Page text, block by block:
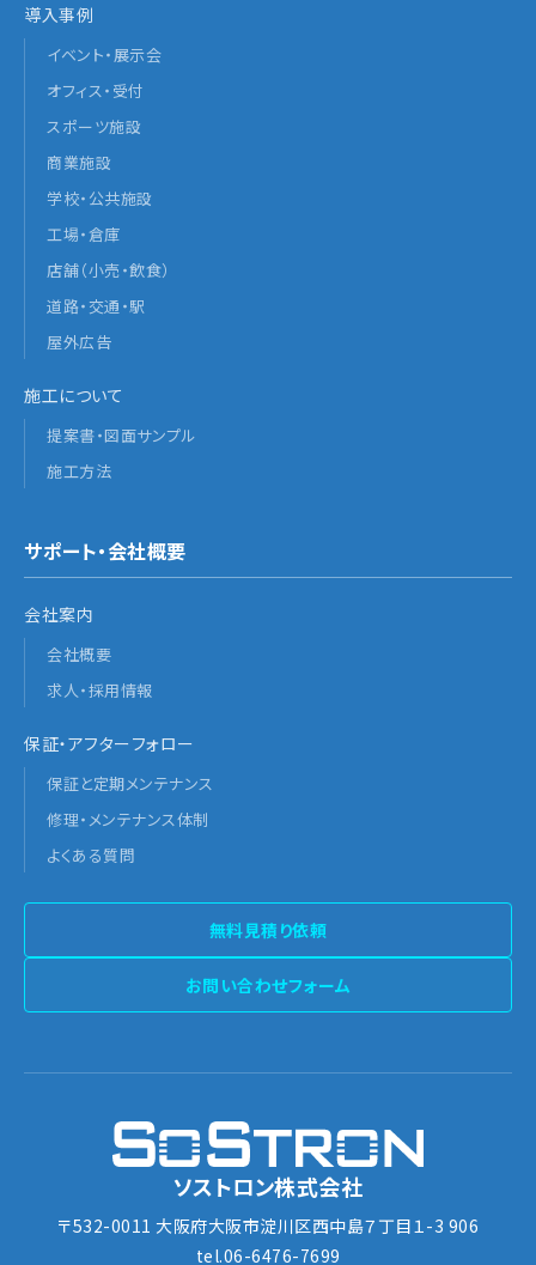
導入事例
イベント・展示会
オフィス・受付
スポーツ施設
商業施設
学校・公共施設
工場・倉庫
店舗（小売・飲食）
道路・交通・駅
屋外広告
施工について
提案書・図面サンプル
施工方法
サポート・会社概要
会社案内
会社概要
求人・採用情報
保証・アフターフォロー
保証と定期メンテナンス
修理・メンテナンス体制
よくある質問
無料見積り依頼
お問い合わせフォーム
ソストロン株式会社
〒532-0011 大阪府大阪市淀川区西中島７丁目１-3 906
tel.06-6476-7699